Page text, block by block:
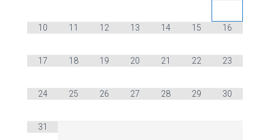
10 11 12 13 14 15 16
17 18 19 20 21 22 23
24 25 26 27 28 29 30
31